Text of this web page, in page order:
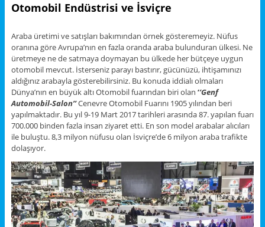
Otomobil Endüstrisi ve İsviçre
Araba üretimi ve satışları bakımından örnek gösteremeyiz. Nüfus
oranına göre Avrupa’nın en fazla oranda araba bulunduran ülkesi. Ne
üretmeye ne de satmaya doymayan bu ülkede her bütçeye uygun
otomobil mevcut. İsterseniz parayı bastırır, gücünüzü, ihtişamınızı
aldığınız arabayla gösterebilirsiniz. Bu konuda iddialı olmaları
Dünya’nın en büyük altı Otomobil fuarından biri olan ‘’Genf
Automobil-Salon’’Cenevre Otomobil Fuarını 1905 yılından beri
yapılmaktadır. Bu yıl 9-19 Mart 2017 tarihleri arasında 87. yapılan fuarı
700.000 binden fazla insan ziyaret etti. En son model arabalar alıcıları
ile buluştu. 8,3 milyon nüfusu olan İsviçre’de 6 milyon araba trafikte
dolaşıyor.